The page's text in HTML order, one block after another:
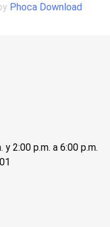
Phoca Download
y 2:00 p.m. a 6:00 p.m.